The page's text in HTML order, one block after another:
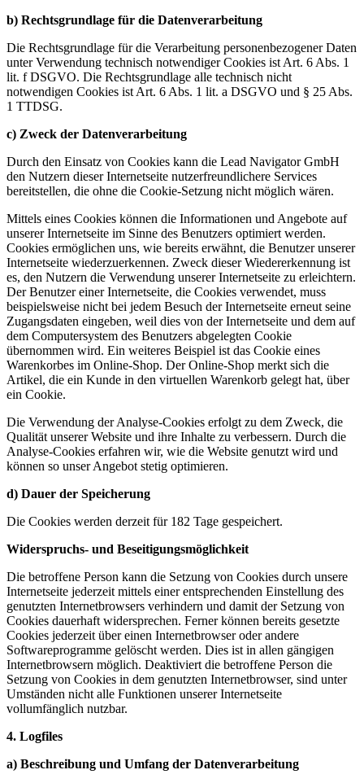
b) Rechtsgrundlage für die Datenverarbeitung
Die Rechtsgrundlage für die Verarbeitung personenbezogener Daten
unter Verwendung technisch notwendiger Cookies ist Art. 6 Abs. 1
lit. f DSGVO. Die Rechtsgrundlage alle technisch nicht
notwendigen Cookies ist Art. 6 Abs. 1 lit. a DSGVO und § 25 Abs.
1 TTDSG.
c) Zweck der Datenverarbeitung
Durch den Einsatz von Cookies kann die Lead Navigator GmbH
den Nutzern dieser Internetseite nutzerfreundlichere Services
bereitstellen, die ohne die Cookie-Setzung nicht möglich wären.
Mittels eines Cookies können die Informationen und Angebote auf
unserer Internetseite im Sinne des Benutzers optimiert werden.
Cookies ermöglichen uns, wie bereits erwähnt, die Benutzer unserer
Internetseite wiederzuerkennen. Zweck dieser Wiedererkennung ist
es, den Nutzern die Verwendung unserer Internetseite zu erleichtern.
Der Benutzer einer Internetseite, die Cookies verwendet, muss
beispielsweise nicht bei jedem Besuch der Internetseite erneut seine
Zugangsdaten eingeben, weil dies von der Internetseite und dem auf
dem Computersystem des Benutzers abgelegten Cookie
übernommen wird. Ein weiteres Beispiel ist das Cookie eines
Warenkorbes im Online-Shop. Der Online-Shop merkt sich die
Artikel, die ein Kunde in den virtuellen Warenkorb gelegt hat, über
ein Cookie.
Die Verwendung der Analyse-Cookies erfolgt zu dem Zweck, die
Qualität unserer Website und ihre Inhalte zu verbessern. Durch die
Analyse-Cookies erfahren wir, wie die Website genutzt wird und
können so unser Angebot stetig optimieren.
d) Dauer der Speicherung
Die Cookies werden derzeit für 182 Tage gespeichert.
Widerspruchs- und Beseitigungsmöglichkeit
Die betroffene Person kann die Setzung von Cookies durch unsere
Internetseite jederzeit mittels einer entsprechenden Einstellung des
genutzten Internetbrowsers verhindern und damit der Setzung von
Cookies dauerhaft widersprechen. Ferner können bereits gesetzte
Cookies jederzeit über einen Internetbrowser oder andere
Softwareprogramme gelöscht werden. Dies ist in allen gängigen
Internetbrowsern möglich. Deaktiviert die betroffene Person die
Setzung von Cookies in dem genutzten Internetbrowser, sind unter
Umständen nicht alle Funktionen unserer Internetseite
vollumfänglich nutzbar.
4. Logfiles
a) Beschreibung und Umfang der Datenverarbeitung